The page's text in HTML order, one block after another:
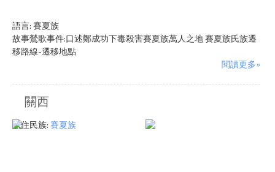
語言: 賽夏族
故事鶯歌事件:口述鄭成功下毒殺害賽夏族萬人之地 賽夏族氏族遷
移路線-遷移地點
閱讀更多»
關西
原住民族: 賽夏族